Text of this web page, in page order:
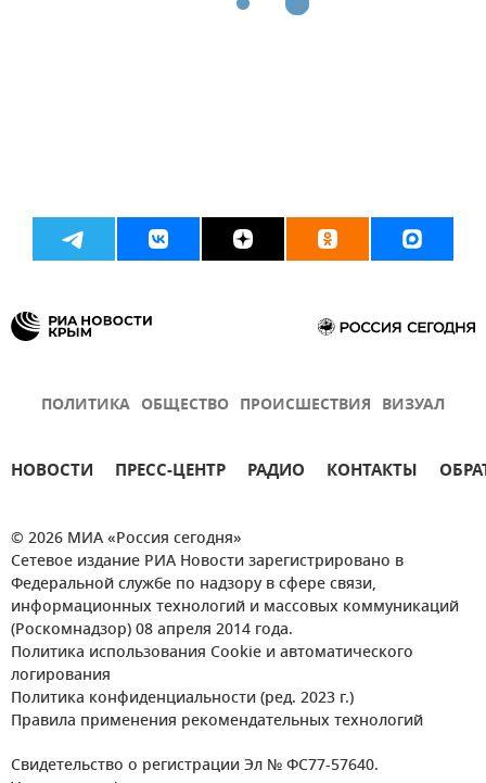
ПОЛИТИКА ОБЩЕСТВО ПРОИСШЕСТВИЯ ВИЗУАЛ
НОВОСТИ ПРЕСС-ЦЕНТР РАДИО КОНТАКТЫ
© 2026 МИА «Россия сегодня»
Сетевое издание РИА Новости зарегистрировано в
Федеральной службе по надзору в сфере связи,
информационных технологий и массовых коммуникаций
(Роскомнадзор) 08 апреля 2014 года.
Политика использования Cookie и автоматического
логирования
Политика конфиденциальности (ред. 2023 г.)
Правила применения рекомендательных технологий
Свидетельство о регистрации Эл № ФС77-57640.